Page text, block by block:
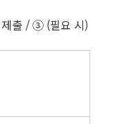
출 / ③ (필요 시)